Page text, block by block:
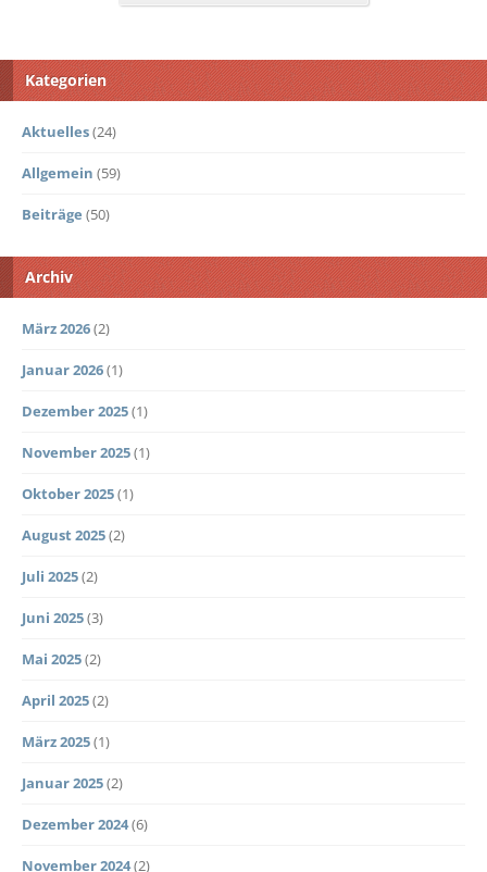
Kategorien
Aktuelles(24)
Allgemein (59)
Beiträge (50)
Archiv
März 2026(2)
Januar 2026(1)
Dezember 2025(1)
November 2025(1)
Oktober 2025(1)
August 2025(2)
Juli 2025(2)
Juni 2025(3)
Mai 2025(2)
April 2025(2)
März 2025(1)
Januar 2025(2)
Dezember 2024(6)
November 2024(2)